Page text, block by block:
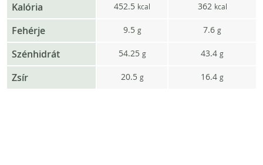
Kalória 452.5 kcal 362 kcal
Fehérje 9.5 g 7.6 g
Szénhidrát 54.25 g 43.4 g
Zsír 20.5 g 16.4 g